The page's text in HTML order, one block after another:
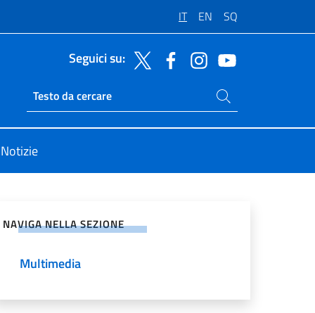
IT EN SQ
Seguici su:
Ricerca sito live
Cerca nel sito
Notizie
NAVIGA NELLA SEZIONE
Multimedia